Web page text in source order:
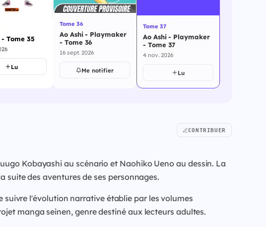
- Tome 35
Lu
Tome 36
Ao Ashi - Playmaker
- Tome 36
16 sept. 2026
Me notifier
Tome 37
Ao Ashi - Playmaker
- Tome 37
4 nov. 2026
Lu
CONTRIBUER
Kobayashi au scénario et Naohiko Ueno au dessin. La
des aventures de ses personnages.
l'évolution narrative établie par les volumes
manga seinen, genre destiné aux lecteurs adultes.